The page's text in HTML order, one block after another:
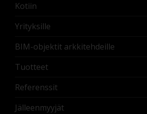
Kotiin
Yrityksille
BIM-objektit arkkitehdeille
Tuotteet
Referenssit
Jälleenmyyjät